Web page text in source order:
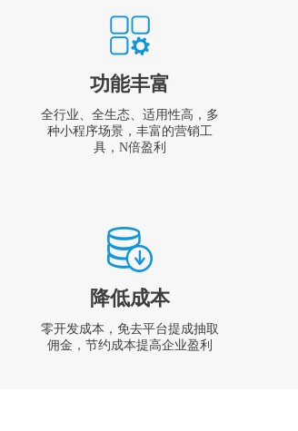
功能丰富
全行业、全生态、适用性高，多
种小程序场景，丰富的营销工
具，N倍盈利
降低成本
零开发成本，免去平台提成抽取
佣金，节约成本提高企业盈利